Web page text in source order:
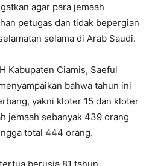
agar para jemaah
petugas dan tidak bepergian
selama di Arab Saudi.
Kabupaten Ciamis, Saeful
bahwa tahun ini
yakni kloter 15 dan kloter
jemaah sebanyak 439 orang
total 444 orang.
berusia 81 tahun,